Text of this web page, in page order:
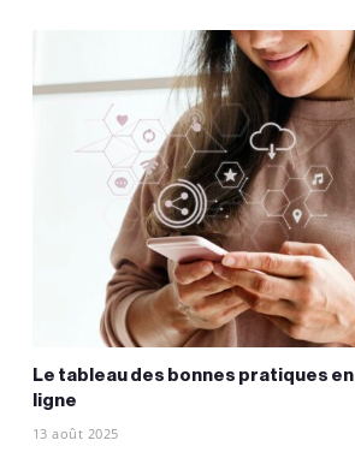
Le tableau des bonnes pratiques en
ligne
13 août 2025